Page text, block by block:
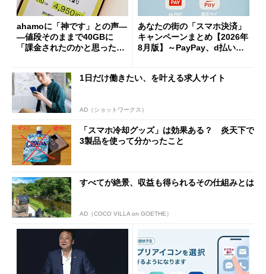
ahamoに「神です」との声―
―値段そのままで40GBに
「課金されたのかと思った」
あなたの街の「スマホ決済」
キャンペーンまとめ【2026年
8月版】～PayPay、d払い、a
1日だけ働きたい、を叶える求人サイト
AD（ショットワークス）
「スマホ冷却グッズ」は効果ある？ 炎天下で
3製品を使って分かったこと
すべてが絶景、収益も得られるその仕組みとは
AD（COCO VILLA on GOETHE）